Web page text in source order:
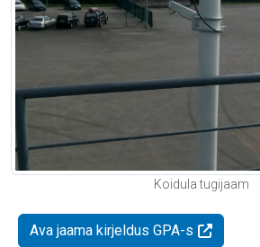
Koidula tugijaam
Ava jaama kirjeldus GPA-s